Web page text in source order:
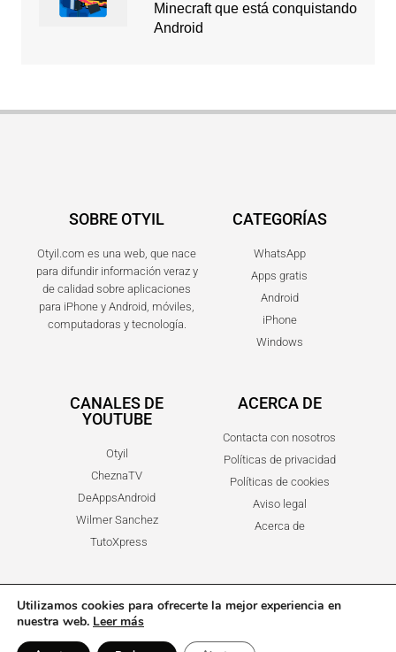
Minecraft que está conquistando
Android
SOBRE OTYIL
Otyil.com es una web, que nace
para difundir información veraz y
de calidad sobre aplicaciones
para iPhone y Android, móviles,
computadoras y tecnología.
CATEGORÍAS
WhatsApp
Apps gratis
Android
iPhone
Windows
CANALES DE
YOUTUBE
Otyil
CheznaTV
DeAppsAndroid
Wilmer Sanchez
TutoXpress
ACERCA DE
Contacta con nosotros
Políticas de privacidad
Políticas de cookies
Aviso legal
Acerca de
Utilizamos cookies para ofrecerte la mejor experiencia en
nuestra web. Leer más